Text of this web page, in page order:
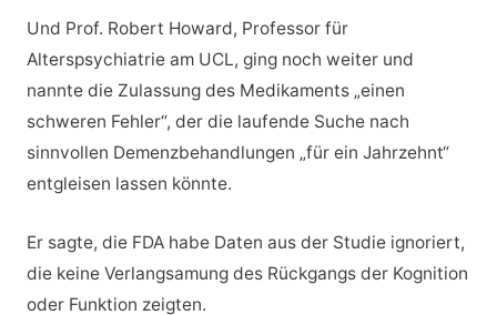
Und Prof. Robert Howard, Professor für
Alterspsychiatrie am UCL, ging noch weiter und
nannte die Zulassung des Medikaments „einen
schweren Fehler“, der die laufende Suche nach
sinnvollen Demenzbehandlungen „für ein Jahrzehnt“
entgleisen lassen könnte.
Er sagte, die FDA habe Daten aus der Studie ignoriert,
die keine Verlangsamung des Rückgangs der Kognition
oder Funktion zeigten.